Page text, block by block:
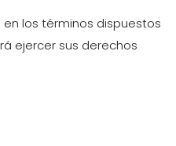
los términos dispuestos
ejercer sus derechos